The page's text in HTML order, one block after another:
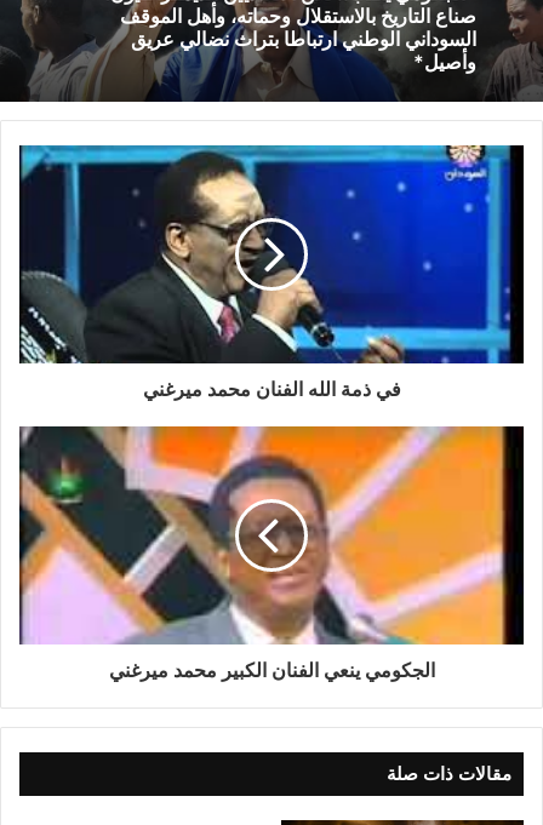
ﺻﻨﺎﻉ ﺍﻟﺘﺎﺭﻳﺦ ﺑﺎﻻﺳﺘﻘﻼﻝ ﻭﺣﻤﺎﺗﻪ، ﻭﺃﻫﻞ ﺍﻟﻤﻮﻗﻒ
ﺍﻟﺴﻮﺩﺍﻧﻲ ﺍﻟﻮﻃﻨﻲ ﺍﺭﺗﺒﺎﻃﺎ ﺑﺘﺮﺍﺙ ﻧﻀﺎﻟﻲ ﻋﺮﻳﻖ
ﻭﺃﺻﻴﻞ*
في ذمة الله الفنان محمد ميرغني
الجكومي ينعي الفنان الكبير محمد ميرغني
مقالات ذات صلة